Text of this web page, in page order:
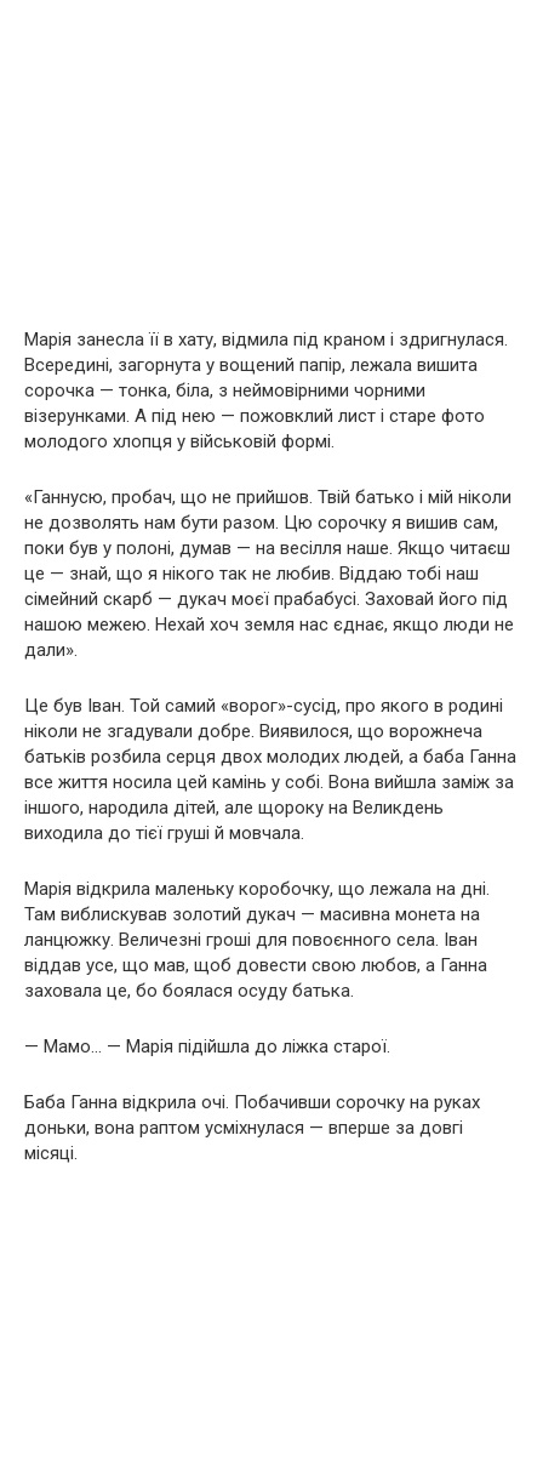
Марія занесла її в хату, відмила під краном і здригнулася.
Всередині, загорнута у вощений папір, лежала вишита
сорочка — тонка, біла, з неймовірними чорними
візерунками. А під нею — пожовклий лист і старе фото
молодого хлопця у військовій формі.
«Ганнусю, пробач, що не прийшов. Твій батько і мій ніколи
не дозволять нам бути разом. Цю сорочку я вишив сам,
поки був у полоні, думав — на весілля наше. Якщо читаєш
це — знай, що я нікого так не любив. Віддаю тобі наш
сімейний скарб — дукач моєї прабабусі. Заховай його під
нашою межею. Нехай хоч земля нас єднає, якщо люди не
дали».
Це був Іван. Той самий «ворог»-сусід, про якого в родині
ніколи не згадували добре. Виявилося, що ворожнеча
батьків розбила серця двох молодих людей, а баба Ганна
все життя носила цей камінь у собі. Вона вийшла заміж за
іншого, народила дітей, але щороку на Великдень
виходила до тієї груші й мовчала.
Марія відкрила маленьку коробочку, що лежала на дні.
Там виблискував золотий дукач — масивна монета на
ланцюжку. Величезні гроші для повоєнного села. Іван
віддав усе, що мав, щоб довести свою любов, а Ганна
заховала це, бо боялася осуду батька.
— Мамо… — Марія підійшла до ліжка старої.
Баба Ганна відкрила очі. Побачивши сорочку на руках
доньки, вона раптом усміхнулася — вперше за довгі
місяці.